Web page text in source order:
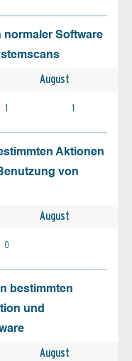
Software
August
1 1
Aktionen
von
August
0
bestimmten
und
August